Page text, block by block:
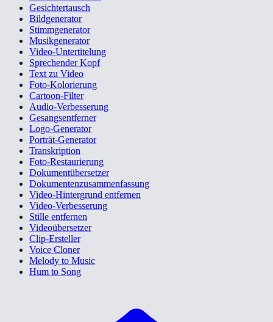
Gesichtertausch
Bildgenerator
Stimmgenerator
Musikgenerator
Video-Untertitelung
Sprechender Kopf
Text zu Video
Foto-Kolorierung
Cartoon-Filter
Audio-Verbesserung
Gesangsentferner
Logo-Generator
Porträt-Generator
Transkription
Foto-Restaurierung
Dokumentübersetzer
Dokumentenzusammenfassung
Video-Hintergrund entfernen
Video-Verbesserung
Stille entfernen
Videoübersetzer
Clip-Ersteller
Voice Cloner
Melody to Music
Hum to Song